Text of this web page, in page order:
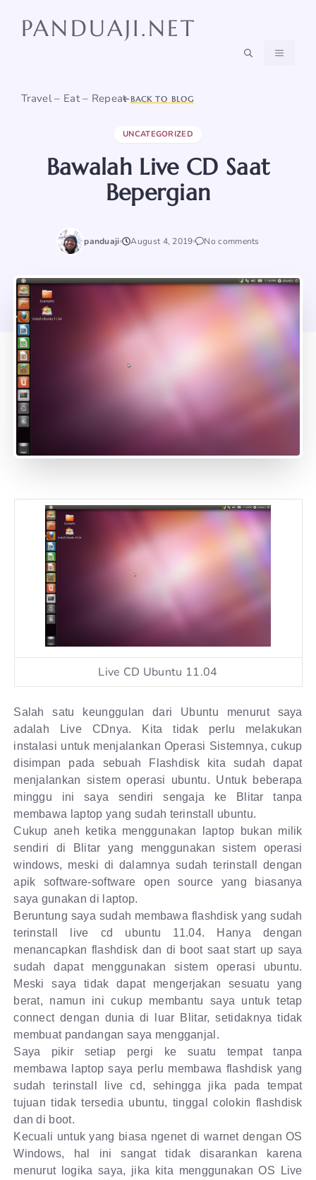
PANDUAJI.NET
Travel – Eat – Repeat
MENU
BACK TO BLOG
UNCATEGORIZED
Bawalah Live CD Saat
Bepergian
panduaji August 4, 2019 No comments
Live CD Ubuntu 11.04
Salah satu keunggulan dari Ubuntu menurut saya
adalah Live CDnya. Kita tidak perlu melakukan
instalasi untuk menjalankan Operasi Sistemnya, cukup
disimpan pada sebuah Flashdisk kita sudah dapat
menjalankan sistem operasi ubuntu. Untuk beberapa
minggu ini saya sendiri sengaja ke Blitar tanpa
membawa laptop yang sudah terinstall ubuntu.
Cukup aneh ketika menggunakan laptop bukan milik
sendiri di Blitar yang menggunakan sistem operasi
windows, meski di dalamnya sudah terinstall dengan
apik software-software open source yang biasanya
saya gunakan di laptop.
Beruntung saya sudah membawa flashdisk yang sudah
terinstall live cd ubuntu 11.04. Hanya dengan
menancapkan flashdisk dan di boot saat start up saya
sudah dapat menggunakan sistem operasi ubuntu.
Meski saya tidak dapat mengerjakan sesuatu yang
berat, namun ini cukup membantu saya untuk tetap
connect dengan dunia di luar Blitar, setidaknya tidak
membuat pandangan saya mengganjal.
Saya pikir setiap pergi ke suatu tempat tanpa
membawa laptop saya perlu membawa flashdisk yang
sudah terinstall live cd, sehingga jika pada tempat
tujuan tidak tersedia ubuntu, tinggal colokin flashdisk
dan di boot.
Kecuali untuk yang biasa ngenet di warnet dengan OS
Windows, hal ini sangat tidak disarankan karena
menurut logika saya, jika kita menggunakan OS Live